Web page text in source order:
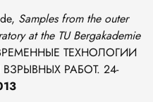
Samples from the outer
at the TU Bergakademie
ТЕХНОЛОГИИ
РАБОТ. 24-